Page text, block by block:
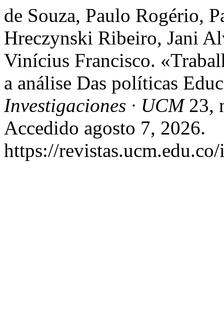
de Souza, Paulo Rogério,
Hreczynski Ribeiro, Jani
Vinícius Francisco.
a análise Das políticas
Investigaciones · UCM23,
Accedido agosto 7, 2026.
https://